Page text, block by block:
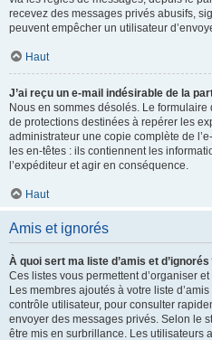
recevez des messages privés abusifs,
peuvent empêcher un utilisateur
Haut
J’ai reçu un e-mail indésirable de la
Nous en sommes désolés. Le formulaire
de protections destinées à repérer les
administrateur une copie complète de
les en-têtes : ils contiennent les
l’expéditeur et agir en conséquence.
Haut
Amis et ignorés
À quoi sert ma liste d’amis et d’ignorés
Ces listes vous permettent d’organiser
Les membres ajoutés à votre liste
contrôle utilisateur, pour consulter
envoyer des messages privés. Selon le
être mis en surbrillance. Les utilisateurs